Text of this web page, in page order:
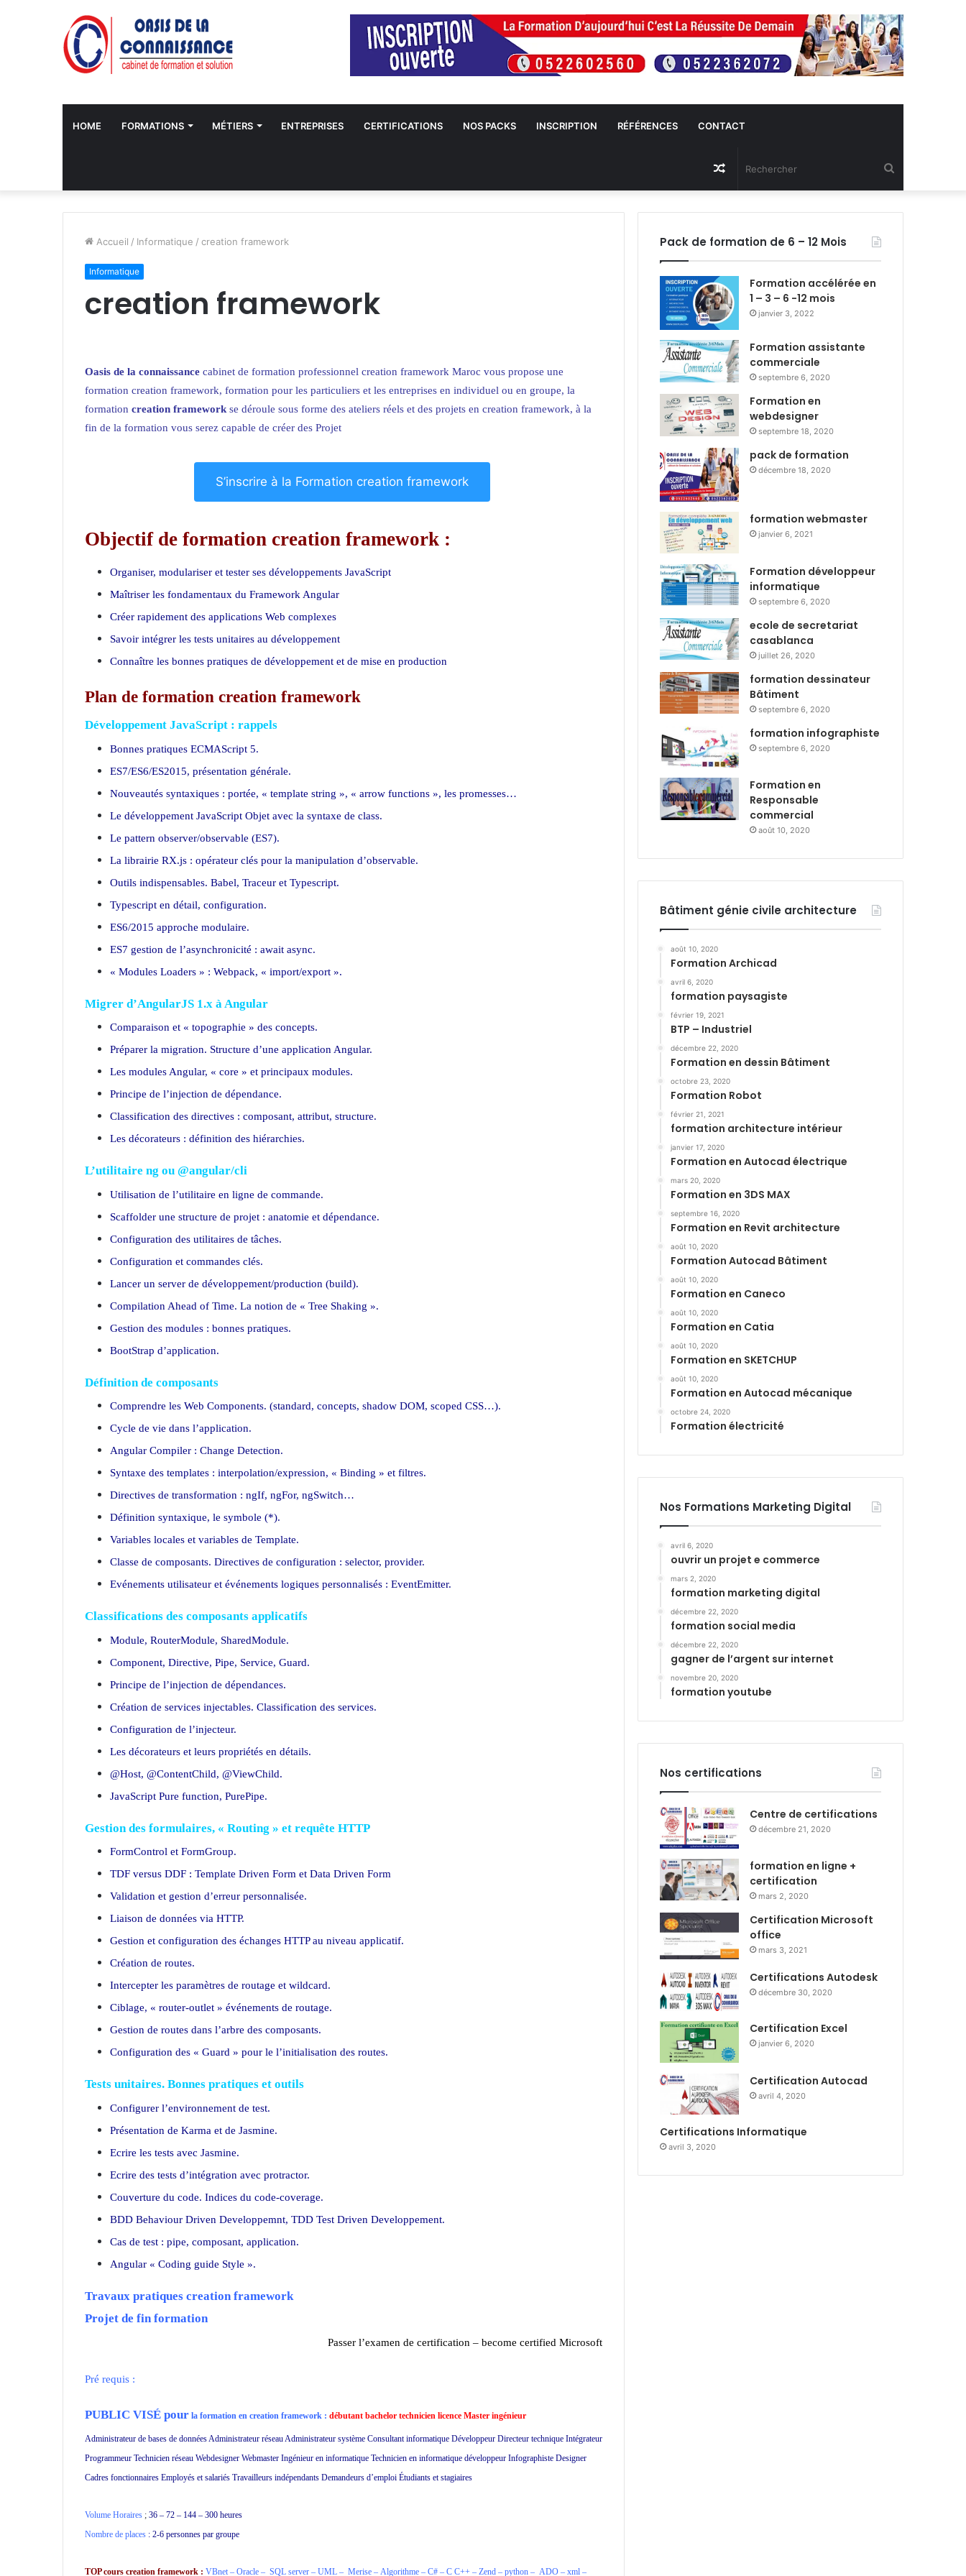
HOME FORMATIONS MÉTIERS ENTREPRISES CERTIFICATIONS NOS PACKS INSCRIPTION RÉFÉRENCES CONTACT
Article
Aléatoire
Accueil / Informatique / creation framework
Informatique
creation framework
Oasis de la connaissance cabinet de formation professionnel creation framework Maroc vous propose une
formation creation framework, formation pour les particuliers et les entreprises en individuel ou en groupe, la
formation creation framework se déroule sous forme des ateliers réels et des projets en creation framework, à la
fin de la formation vous serez capable de créer des Projet
S’inscrire à la Formation creation framework
Objectif de formation creation framework :
Organiser, modulariser et tester ses développements JavaScript
Maîtriser les fondamentaux du Framework Angular
Créer rapidement des applications Web complexes
Savoir intégrer les tests unitaires au développement
Connaître les bonnes pratiques de développement et de mise en production
Plan de formation creation framework
Développement JavaScript : rappels
Bonnes pratiques ECMAScript 5.
ES7/ES6/ES2015, présentation générale.
Nouveautés syntaxiques : portée, « template string », « arrow functions », les promesses…
Le développement JavaScript Objet avec la syntaxe de class.
Le pattern observer/observable (ES7).
La librairie RX.js : opérateur clés pour la manipulation d’observable.
Outils indispensables. Babel, Traceur et Typescript.
Typescript en détail, configuration.
ES6/2015 approche modulaire.
ES7 gestion de l’asynchronicité : await async.
« Modules Loaders » : Webpack, « import/export ».
Migrer d’AngularJS 1.x à Angular
Comparaison et « topographie » des concepts.
Préparer la migration. Structure d’une application Angular.
Les modules Angular, « core » et principaux modules.
Principe de l’injection de dépendance.
Classification des directives : composant, attribut, structure.
Les décorateurs : définition des hiérarchies.
L’utilitaire ng ou @angular/cli
Utilisation de l’utilitaire en ligne de commande.
Scaffolder une structure de projet : anatomie et dépendance.
Configuration des utilitaires de tâches.
Configuration et commandes clés.
Lancer un server de développement/production (build).
Compilation Ahead of Time. La notion de « Tree Shaking ».
Gestion des modules : bonnes pratiques.
BootStrap d’application.
Définition de composants
Comprendre les Web Components. (standard, concepts, shadow DOM, scoped CSS…).
Cycle de vie dans l’application.
Angular Compiler : Change Detection.
Syntaxe des templates : interpolation/expression, « Binding » et filtres.
Directives de transformation : ngIf, ngFor, ngSwitch…
Définition syntaxique, le symbole (*).
Variables locales et variables de Template.
Classe de composants. Directives de configuration : selector, provider.
Evénements utilisateur et événements logiques personnalisés : EventEmitter.
Classifications des composants applicatifs
Module, RouterModule, SharedModule.
Component, Directive, Pipe, Service, Guard.
Principe de l’injection de dépendances.
Création de services injectables. Classification des services.
Configuration de l’injecteur.
Les décorateurs et leurs propriétés en détails.
@Host, @ContentChild, @ViewChild.
JavaScript Pure function, PurePipe.
Gestion des formulaires, « Routing » et requête HTTP
FormControl et FormGroup.
TDF versus DDF : Template Driven Form et Data Driven Form
Validation et gestion d’erreur personnalisée.
Liaison de données via HTTP.
Gestion et configuration des échanges HTTP au niveau applicatif.
Création de routes.
Intercepter les paramètres de routage et wildcard.
Ciblage, « router-outlet » événements de routage.
Gestion de routes dans l’arbre des composants.
Configuration des « Guard » pour le l’initialisation des routes.
Tests unitaires. Bonnes pratiques et outils
Configurer l’environnement de test.
Présentation de Karma et de Jasmine.
Ecrire les tests avec Jasmine.
Ecrire des tests d’intégration avec protractor.
Couverture du code. Indices du code-coverage.
BDD Behaviour Driven Developpemnt, TDD Test Driven Developpement.
Cas de test : pipe, composant, application.
Angular « Coding guide Style ».
Travaux pratiques creation framework
Projet de fin formation
Passer l’examen de certification – become certified Microsoft
Pré requis :
PUBLIC VISÉ pour la formation en creation framework : débutant bachelor technicien licence Master ingénieur
Administrateur de bases de données Administrateur réseau Administrateur système Consultant informatique Développeur Directeur technique Intégrateur
Programmeur Technicien réseau Webdesigner Webmaster Ingénieur en informatique Technicien en informatique développeur Infographiste Designer
Cadres fonctionnaires Employés et salariés Travailleurs indépendants Demandeurs d’emploi Étudiants et stagiaires
Volume Horaires ; 36 – 72 – 144 – 300 heures
Nombre de places : 2-6 personnes par groupe
TOP cours creation framework : VBnet – Oracle – SQL server – UML – Merise – Algorithme – C# – C C++ – Zend – python – ADO – xml –
Pack de formation de 6 – 12 Mois
Formation accélérée en
1 – 3 – 6 -12 mois
janvier 3, 2022
Formation assistante
commerciale
septembre 6, 2020
Formation en
webdesigner
septembre 18, 2020
pack de formation
décembre 18, 2020
formation webmaster
janvier 6, 2021
Formation développeur
informatique
septembre 6, 2020
ecole de secretariat
casablanca
juillet 26, 2020
formation dessinateur
Bâtiment
septembre 6, 2020
formation infographiste
septembre 6, 2020
Formation en
Responsable
commercial
août 10, 2020
Bâtiment génie civile architecture
août 10, 2020
Formation Archicad
avril 6, 2020
formation paysagiste
février 19, 2021
BTP – Industriel
décembre 22, 2020
Formation en dessin Bâtiment
octobre 23, 2020
Formation Robot
février 21, 2021
formation architecture intérieur
janvier 17, 2020
Formation en Autocad électrique
mars 20, 2020
Formation en 3DS MAX
septembre 16, 2020
Formation en Revit architecture
août 10, 2020
Formation Autocad Bâtiment
août 10, 2020
Formation en Caneco
août 10, 2020
Formation en Catia
août 10, 2020
Formation en SKETCHUP
août 10, 2020
Formation en Autocad mécanique
octobre 24, 2020
Formation électricité
Nos Formations Marketing Digital
avril 6, 2020
ouvrir un projet e commerce
mars 2, 2020
formation marketing digital
décembre 22, 2020
formation social media
décembre 22, 2020
gagner de l’argent sur internet
novembre 20, 2020
formation youtube
Nos certifications
Centre de certifications
décembre 21, 2020
formation en ligne +
certification
mars 2, 2020
Certification Microsoft
office
mars 3, 2021
Certifications Autodesk
décembre 30, 2020
Certification Excel
janvier 6, 2020
Certification Autocad
avril 4, 2020
Certifications Informatique
avril 3, 2020